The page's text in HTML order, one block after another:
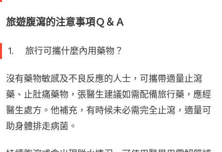
旅遊腹瀉的注意事項Ｑ＆Ａ
1. 旅行可攜什麼內用藥物？
沒有藥物敏感及不良反應的人士，可攜帶適量止瀉
藥、止肚痛藥物，張醫生建議如需配備旅行藥，應經
醫生處方。他補充，有時候未必需完全止瀉，適量可
助身體排走病菌。